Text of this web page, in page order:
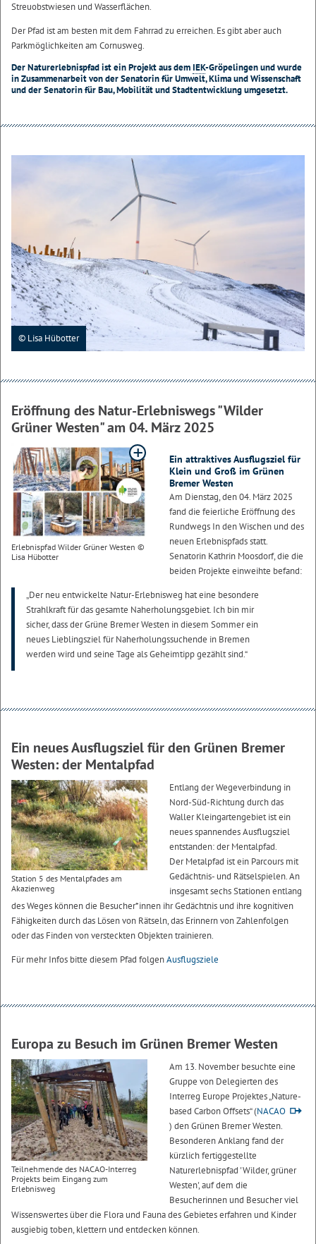
Streuobstwiesen und Wasserflächen.
Der Pfad ist am besten mit dem Fahrrad zu erreichen. Es gibt aber auch
Parkmöglichkeiten am Cornusweg.
Der Naturerlebnispfad ist ein Projekt aus dem IEK-Gröpelingen und wurde
in Zusammenarbeit von der Senatorin für Umwelt, Klima und Wissenschaft
und der Senatorin für Bau, Mobilität und Stadtentwicklung umgesetzt.
© Lisa Hübotter
Eröffnung des Natur-Erlebniswegs "Wilder
Grüner Westen" am 04. März 2025
Erlebnispfad Wilder Grüner Westen ©
Lisa Hübotter
Ein attraktives Ausflugsziel für
Klein und Groß im Grünen
Bremer Westen
Am Dienstag, den 04. März 2025
fand die feierliche Eröffnung des
Rundwegs In den Wischen und des
neuen Erlebnispfads statt.
Senatorin Kathrin Moosdorf, die die
beiden Projekte einweihte befand:
„Der neu entwickelte Natur-Erlebnisweg hat eine besondere
Strahlkraft für das gesamte Naherholungsgebiet. Ich bin mir
sicher, dass der Grüne Bremer Westen in diesem Sommer ein
neues Lieblingsziel für Naherholungssuchende in Bremen
werden wird und seine Tage als Geheimtipp gezählt sind.“
Ein neues Ausflugsziel für den Grünen Bremer
Westen: der Mentalpfad
Station 5 des Mentalpfades am
Akazienweg
Entlang der Wegeverbindung in
Nord-Süd-Richtung durch das
Waller Kleingartengebiet ist ein
neues spannendes Ausflugsziel
entstanden: der Mentalpfad.
Der Metalpfad ist ein Parcours mit
Gedächtnis- und Rätselspielen. An
insgesamt sechs Stationen entlang
des Weges können die Besucher*innen ihr Gedächtnis und ihre kognitiven
Fähigkeiten durch das Lösen von Rätseln, das Erinnern von Zahlenfolgen
oder das Finden von versteckten Objekten trainieren.
Für mehr Infos bitte diesem Pfad folgenAusflugsziele
Europa zu Besuch im Grünen Bremer Westen
Teilnehmende des NACAO-Interreg
Projekts beim Eingang zum
Erlebnisweg
Am 13. November besuchte eine
Gruppe von Delegierten des
Interreg Europe Projektes „Nature-
based Carbon Offsets“ (NACAO
) den Grünen Bremer Westen.
Besonderen Anklang fand der
kürzlich fertiggestellte
Naturerlebnispfad 'Wilder, grüner
Westen', auf dem die
Besucherinnen und Besucher viel
Wissenswertes über die Flora und Fauna des Gebietes erfahren und Kinder
ausgiebig toben, klettern und entdecken können.